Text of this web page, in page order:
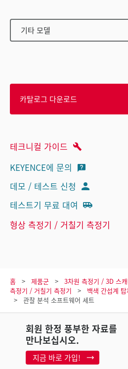
기타 모델
카탈로그 다운로드
테크니컬 가이드
KEYENCE에 문의
데모 / 테스트 신청
테스트기 무료 대여
형상 측정기 / 거칠기 측정기
홈 제품군 3차원 측정기 / 3D 스
측정기 / 거칠기 측정기
백색 간섭계
관찰 분석 소프트웨어 세트
회원 한정 풍부한 자료를
만나보십시오.
지금 바로 가입!